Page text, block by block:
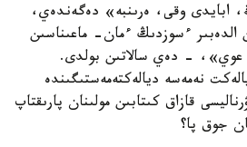
ابايدى وقى، ەرىنبە» دەگەندەي،
ءسوزدىڭ ءمان- ماعىناسىن
عوي»، - دەي سالاتىن بولدى.
نەمەسە ديالەكتەمەستىگىندە
قازاق كىتابىن مولىنان پارىقتاپ
جوق پا؟